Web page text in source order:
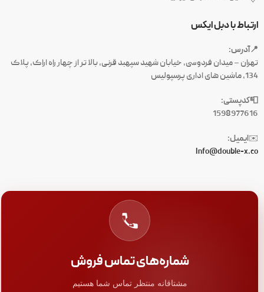
ارتباط با دبل ایکس
📍آدرس:
تهران – میدان فردوسی، خیابان شهید سپهبد قرنی، بالا تر از چهار راه اراک، پلاک
134، ماشین های اداری پرسپولیس
📮کدپستی:
1598977616
✉️ایمیل:
Info@double-x.co
شماره‌های تماس فروش
مشتاقانه منتظر تماس شما هستیم